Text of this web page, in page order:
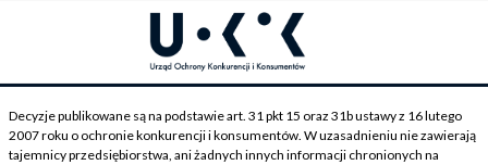
Decyzje publikowane są na podstawie art. 31 pkt 15 oraz 31b ustawy z 16 lutego
2007 roku o ochronie konkurencji i konsumentów. W uzasadnieniu nie zawierają
tajemnicy przedsiębiorstwa, ani żadnych innych informacji chronionych na